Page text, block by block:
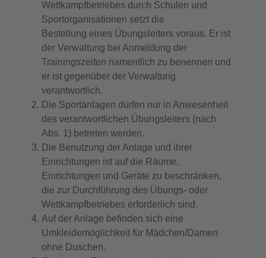
Wettkampfbetriebes durch Schulen und
Sportorganisationen setzt die
Bestellung eines Übungsleiters voraus. Er ist
der Verwaltung bei Anmeldung der
Trainingszeiten namentlich zu benennen und
er ist gegenüber der Verwaltung
verantwortlich.
Die Sportanlagen dürfen nur in Anwesenheit
des verantwortlichen Übungsleiters (nach
Abs. 1) betreten werden.
Die Benutzung der Anlage und ihrer
Einrichtungen ist auf die Räume,
Einrichtungen und Geräte zu beschränken,
die zur Durchführung des Übungs- oder
Wettkampfbetriebes erforderlich sind.
Auf der Anlage befinden sich eine
Umkleidemöglichkeit für Mädchen/Damen
ohne Duschen.